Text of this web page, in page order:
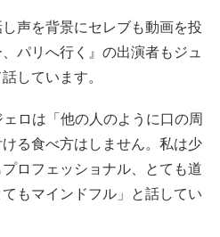
声を背景にセレブも動画を投
パリへ行く』の出演者もジュ
しています。
ロは「他の人のように口の周
る食べ方はしません。私は少
ロフェッショナル、とても道
もマインドフル」と話してい